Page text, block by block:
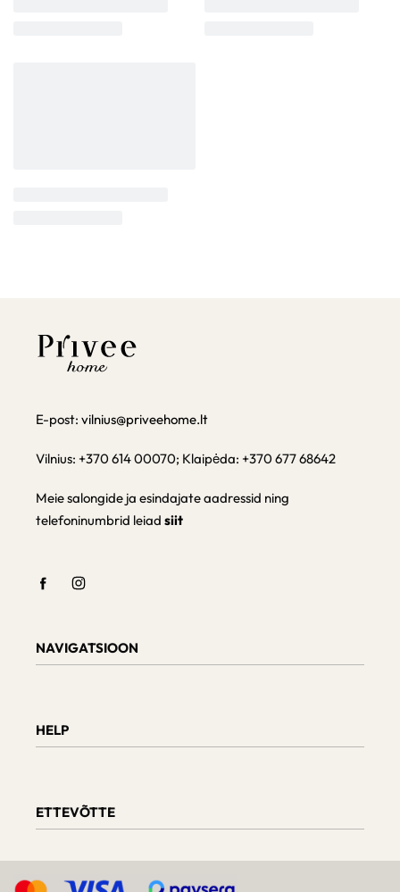
E-post: vilnius@priveehome.lt
Vilnius: +370 614 00070; Klaipėda: +370 677 68642
Meie salongide ja esindajate aadressid ning
telefoninumbrid leiad siit
NAVIGATSIOON
Cart
HELP
Tellimuse staatus
Arvustused
D.U.K.
ETTEVÕTTE
Meie kohta
Päringud